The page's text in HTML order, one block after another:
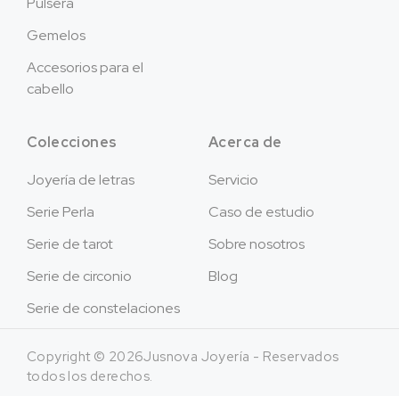
Gemelos
Accesorios para el
cabello
Colecciones
Joyería de letras
Serie Perla
Serie de tarot
Serie de circonio
Serie de constelaciones
Acerca de
Servicio
Caso de estudio
Sobre nosotros
Blog
Copyright © 2026Jusnova Joyería - Reservados
todos los derechos.